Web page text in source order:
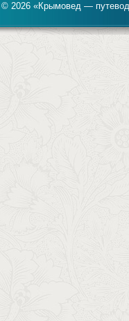
© 2026 «Крымовед —